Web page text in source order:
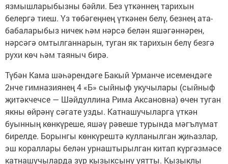
язмышларыбызны бәйли. Без үткәннең тарихын
белергә тиеш. Үз төбәгеңнең үткәнен белү, безнең ата-
бабаларыбыз ничек һәм нәрсә белән яшәгәннәрен,
нәрсәгә омтылганнарын, туган як тарихын белү безгә
рухи көч һәм таяныч бирә.
Түбән Кама шәһәрендәге Бакый Урманче исемендәге
2нче гимназиянең 4 «Б» сыйныф укучылары (сыйныф
җитәкчечсе — Шәйдуллина Рима Аксановна) өчен туган
якны өйрәнү сәгате узды. Катнашучыларга үткән
буынның көнкүреше, яшәү рәвеше турында мәгълүмат
бирелде. Борынгы көнкүрештә кулланылган җиһазлар,
эш кораллары белән урнаштырылган китап күргәзмәсе
катнашучыларда зур кызыксыну уятты. Кызыклы